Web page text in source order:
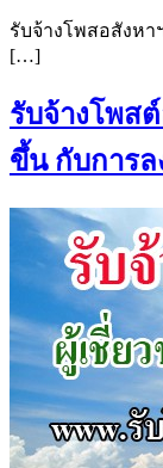
รับจ้างโพสอสังห
[…]
รับจ้างโพส
ขึ้น กับการ